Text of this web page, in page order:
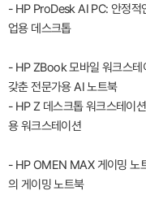
- HP ProDesk AI PC: 안정적
업용 데스크톱
- HP ZBook 모바일 워크스테
갖춘 전문가용 AI 노트북
- HP Z 데스크톱 워크스테이
용 워크스테이션
- HP OMEN MAX 게이밍 노
의 게이밍 노트북